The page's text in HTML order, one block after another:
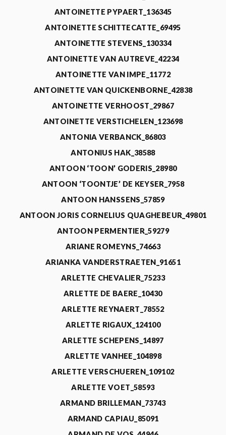
ANTOINETTE PYPAERT_136345
ANTOINETTE SCHITTECATTE_69495
ANTOINETTE STEVENS_130334
ANTOINETTE VAN AUTREVE_42234
ANTOINETTE VAN IMPE_11772
ANTOINETTE VAN QUICKENBORNE_42838
ANTOINETTE VERHOOST_29867
ANTOINETTE VERSTICHELEN_123698
ANTONIA VERBANCK_86803
ANTONIUS HAK_38588
ANTOON ‘TOON’ GODERIS_28980
ANTOON ‘TOONTJE’ DE KEYSER_7958
ANTOON HANSSENS_57859
ANTOON JORIS CORNELIUS QUAGHEBEUR_49801
ANTOON PERMENTIER_59279
ARIANE ROMEYNS_74663
ARIANKA VANDERSTRAETEN_91651
ARLETTE CHEVALIER_75233
ARLETTE DE BAERE_10430
ARLETTE REYNAERT_78552
ARLETTE RIGAUX_124100
ARLETTE SCHEPENS_14897
ARLETTE VANHEE_104898
ARLETTE VERSCHUEREN_109102
ARLETTE VOET_58593
ARMAND BRILLEMAN_73743
ARMAND CAPIAU_85091